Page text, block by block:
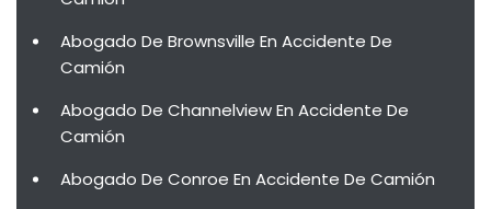
Abogado De Brownsville En Accidente De
Camión
Abogado De Channelview En Accidente De
Camión
Abogado De Conroe En Accidente De Camión